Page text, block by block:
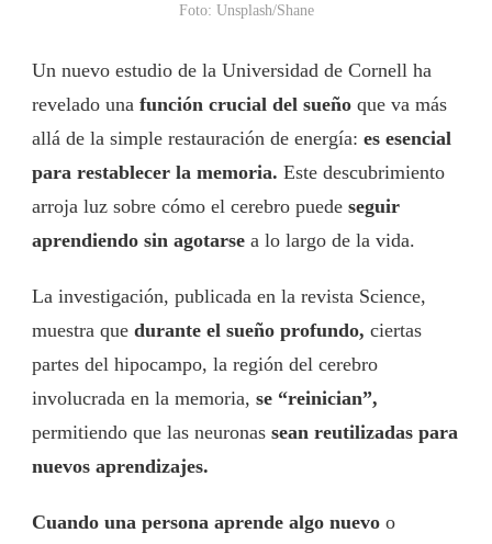
Foto: Unsplash/Shane
Un nuevo estudio de la Universidad de Cornell ha
revelado una función crucial del sueño que va más
allá de la simple restauración de energía: es esencial
para restablecer la memoria. Este descubrimiento
arroja luz sobre cómo el cerebro puede seguir
aprendiendo sin agotarse a lo largo de la vida.
La investigación, publicada en la revista Science,
muestra que durante el sueño profundo, ciertas
partes del hipocampo, la región del cerebro
involucrada en la memoria, se “reinician”,
permitiendo que las neuronas sean reutilizadas para
nuevos aprendizajes.
Cuando una persona aprende algo nuevo o